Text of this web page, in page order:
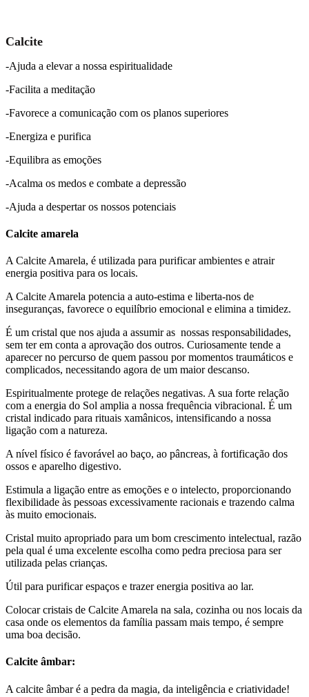
Calcite
-Ajuda a elevar a nossa espiritualidade
-Facilita a meditação
-Favorece a comunicação com os planos superiores
-Energiza e purifica
-Equilibra as emoções
-Acalma os medos e combate a depressão
-Ajuda a despertar os nossos potenciais
Calcite amarela
A Calcite Amarela, é utilizada para purificar ambientes e atrair
energia positiva para os locais.
A Calcite Amarela potencia a auto-estima e liberta-nos de
inseguranças, favorece o equilíbrio emocional e elimina a timidez.
É um cristal que nos ajuda a assumir as nossas responsabilidades,
sem ter em conta a aprovação dos outros. Curiosamente tende a
aparecer no percurso de quem passou por momentos traumáticos e
complicados, necessitando agora de um maior descanso.
Espiritualmente protege de relações negativas. A sua forte relação
com a energia do Sol amplia a nossa frequência vibracional. É um
cristal indicado para rituais xamânicos, intensificando a nossa
ligação com a natureza.
A nível físico é favorável ao baço, ao pâncreas, à fortificação dos
ossos e aparelho digestivo.
Estimula a ligação entre as emoções e o intelecto, proporcionando
flexibilidade às pessoas excessivamente racionais e trazendo calma
às muito emocionais.
Cristal muito apropriado para um bom crescimento intelectual, razão
pela qual é uma excelente escolha como pedra preciosa para ser
utilizada pelas crianças.
Útil para purificar espaços e trazer energia positiva ao lar.
Colocar cristais de Calcite Amarela na sala, cozinha ou nos locais da
casa onde os elementos da família passam mais tempo, é sempre
uma boa decisão.
Calcite âmbar:
A calcite âmbar é a pedra da magia, da inteligência e criatividade!